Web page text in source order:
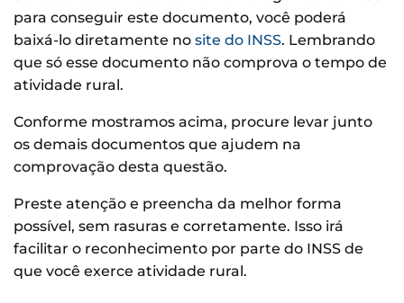
para conseguir este documento, você poderá
baixá-lo diretamente no site do INSS. Lembrando
que só esse documento não comprova o tempo de
atividade rural.
Conforme mostramos acima, procure levar junto
os demais documentos que ajudem na
comprovação desta questão.
Preste atenção e preencha da melhor forma
possível, sem rasuras e corretamente. Isso irá
facilitar o reconhecimento por parte do INSS de
que você exerce atividade rural.